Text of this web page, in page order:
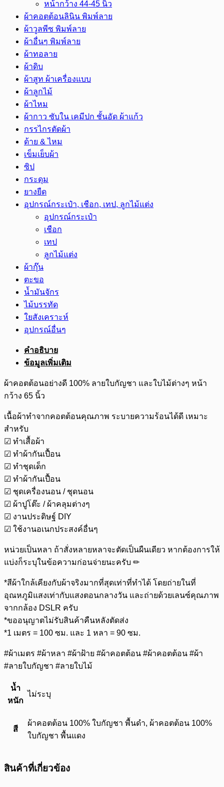
นิ้ว
ชิ้น
หน้ากว้าง 44-45 นิ้ว
ผ้าคอตต้อนลินิน พิมพ์ลาย
ผ้าวูลพีซ พิมพ์ลาย
ผ้าอื่นๆ พิมพ์ลาย
ผ้าทอลาย
ผ้าดิบ
ผ้าสูท ผ้าเครื่องแบบ
ผ้าลูกไม้
ผ้าไหม
ผ้ากาว ซับใน เคมีปก ชั้นอัด ผ้าแก้ว
กรรไกรตัดผ้า
ด้าย & ไหม
เข็มเย็บผ้า
ซิป
กระดุม
ยางยืด
อุปกรณ์กระเป๋า, เชือก, เทป, ลูกไม้แต่ง
อุปกรณ์กระเป๋า
เชือก
เทป
ลูกไม้แต่ง
ผ้ากุ๊น
ตะขอ
น้ำมันจักร
ไม้บรรทัด
ใยสังเคราะห์
อุปกรณ์อื่นๆ
คำอธิบาย
ข้อมูลเพิ่มเติม
ผ้าคอตต้อนอย่างดี 100% ลายใบกัญชา และใบไม้ต่างๆ หน้า
กว้าง 65 นิ้ว
เนื้อผ้าทำจากคอตต้อนคุณภาพ ระบายความร้อนได้ดี เหมาะ
สำหรับ
☑ ทำเสื้อผ้า
☑ ทำผ้ากันเปื้อน
☑ ทำชุดเด็ก
☑ ทำผ้ากันเปื้อน
☑ ชุดเครื่องนอน / ชุดนอน
☑ ผ้าปูโต๊ะ / ผ้าคลุมต่างๆ
☑ งานประดิษฐ์ DIY
☑ ใช้งานอเนกประสงค์อื่นๆ
หน่วยเป็นหลา ถ้าสั่งหลายหลาจะตัดเป็นผืนเดียว หากต้องการให้
แบ่งก็ระบุในข้อความก่อนจ่ายนะครับ ✏
*สีผ้าใกล้เคียงกับผ้าจริงมากที่สุดเท่าที่ทำได้ โดยถ่ายในที่
อุณหภูมิแสงเท่ากับแสงตอนกลางวัน และถ่ายด้วยเลนซ์คุณภาพ
จากกล้อง DSLR ครับ
*ขออนุญาตไม่รับสินค้าคืนหลังตัดส่ง
*1 เมตร = 100 ซม. และ 1 หลา = 90 ซม.
#ผ้าเมตร #ผ้าหลา #ผ้าฝ้าย #ผ้าคอตต้อน #ผ้าคอตต้อน #ผ้า
#ลายใบกัญชา #ลายใบไม้
น้ำ
หนัก
ไม่ระบุ
สี
ผ้าคอตต้อน 100% ใบกัญชา พื้นดำ, ผ้าคอตต้อน 100%
ใบกัญชา พื้นแดง
สินค้าที่เกี่ยวข้อง